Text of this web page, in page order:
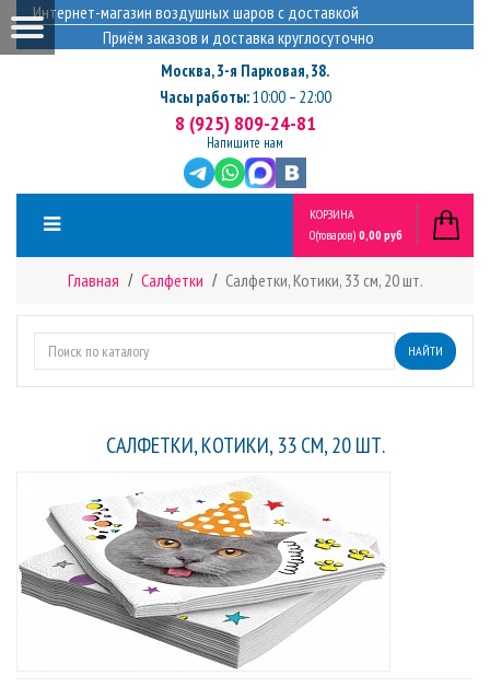
Интернет-магазин воздушных шаров с доставкой
Приём заказов и доставка круглосуточно
Москва,3-я Парковая, 38.
Часы работы:10:00 – 22:00
8 (925) 809-24-81
Напишите нам
КОРЗИНА
0(товаров) 0,00 руб
Главная Салфетки Салфетки, Котики, 33 см, 20 шт.
НАЙТИ
САЛФЕТКИ, КОТИКИ, 33 СМ, 20 ШТ.